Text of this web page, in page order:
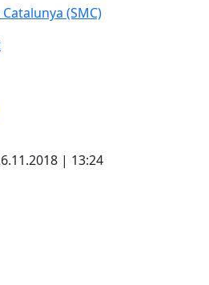
(SMC)
| 13:24